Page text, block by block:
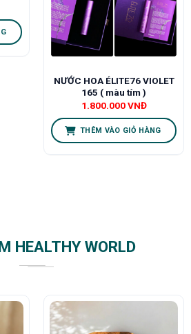
NƯỚC HOA ÉLITE76 VIOLET
165 ( màu tím )
1.800.000VNĐ
THÊM VÀO GIỎ HÀNG
HEALTHY WORLD